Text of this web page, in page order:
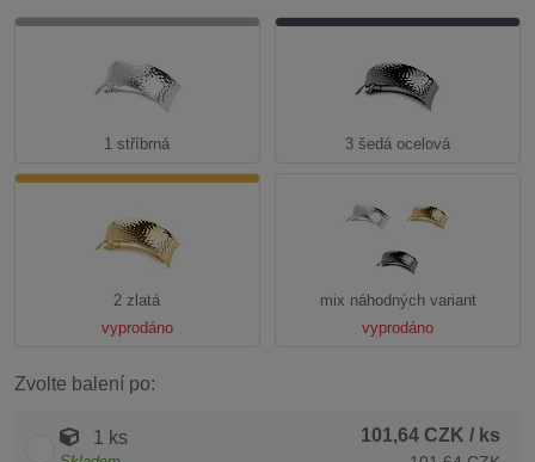
1 stříbrná 3 šedá ocelová
2 zlatá
vyprodáno
mix náhodných variant
vyprodáno
Zvolte balení po:
1 ks 101,64 CZK / ks